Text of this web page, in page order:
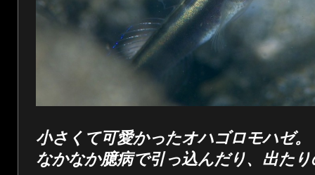
小さくて可愛かったオハゴロモハゼ。
なかなか臆病で引っ込んだり、出た